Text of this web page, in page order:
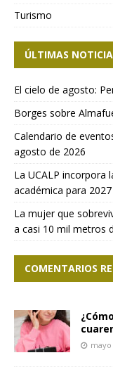
Turismo
ÚLTIMAS
El cielo de agosto:
Borges sobre
Calendario de
agosto de 2026
La UCALP incorpora
académica para 2027
La mujer que
a casi 10 mil metros
COMENTARIOS
mayo